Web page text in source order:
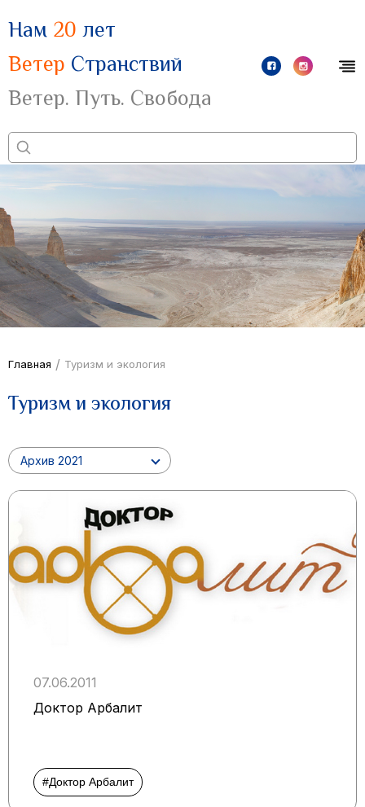
Нам 20 лет
Ветер Странствий
Ветер. Путь. Свобода
Главная / Туризм и экология
Туризм и экология
Архив 2021
07.06.2011
Доктор Арбалит
#Доктор Арбалит